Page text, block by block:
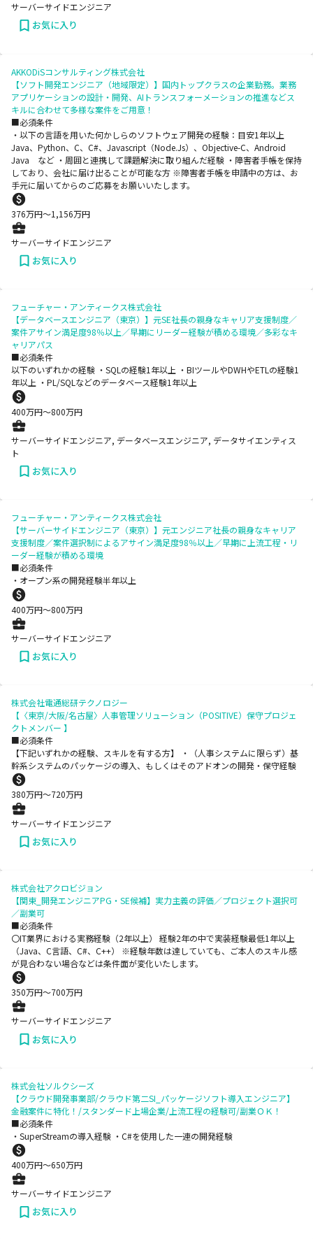
サーバーサイドエンジニア
お気に入り
AKKODiSコンサルティング株式会社
【ソフト開発エンジニア（地域限定）】国内トップクラスの企業勤務。業務
アプリケーションの設計・開発、AIトランスフォーメーションの推進などス
キルに合わせて多様な案件をご用意！
■必須条件
・以下の言語を用いた何かしらのソフトウェア開発の経験：目安1年以上
Java、Python、C、C#、Javascript（Node.Js）、Objective-C、Android
Java など ・周囲と連携して課題解決に取り組んだ経験 ・障害者手帳を保持
しており、会社に届け出ることが可能な方 ※障害者手帳を申請中の方は、お
手元に届いてからのご応募をお願いいたします。
376万円〜1,156万円
サーバーサイドエンジニア
お気に入り
フューチャー・アンティークス株式会社
【データベースエンジニア（東京）】元SE社長の親身なキャリア支援制度／
案件アサイン満足度98％以上／早期にリーダー経験が積める環境／多彩なキ
ャリアパス
■必須条件
以下のいずれかの経験 ・SQLの経験1年以上 ・BIツールやDWHやETLの経験1
年以上 ・PL/SQLなどのデータベース経験1年以上
400万円〜800万円
サーバーサイドエンジニア, データベースエンジニア, データサイエンティス
ト
お気に入り
フューチャー・アンティークス株式会社
【サーバーサイドエンジニア（東京）】元エンジニア社長の親身なキャリア
支援制度／案件選択制によるアサイン満足度98％以上／早期に上流工程・リ
ーダー経験が積める環境
■必須条件
・オープン系の開発経験半年以上
400万円〜800万円
サーバーサイドエンジニア
お気に入り
株式会社電通総研テクノロジー
【〈東京/大阪/名古屋〉人事管理ソリューション（POSITIVE）保守プロジェ
クトメンバー 】
■必須条件
【下記いずれかの経験、スキルを有する方】 ・（人事システムに限らず）基
幹系システムのパッケージの導入、もしくはそのアドオンの開発・保守経験
380万円〜720万円
サーバーサイドエンジニア
お気に入り
株式会社アクロビジョン
【関東_開発エンジニアPG・SE候補】実力主義の評価／プロジェクト選択可
／副業可
■必須条件
〇IT業界における実務経験（2年以上） 経験2年の中で実装経験最低1年以上
（Java、C言語、C#、C++） ※経験年数は達していても、ご本人のスキル感
が見合わない場合などは条件面が変化いたします。
350万円〜700万円
サーバーサイドエンジニア
お気に入り
株式会社ソルクシーズ
【クラウド開発事業部/クラウド第二SI_パッケージソフト導入エンジニア】
金融案件に特化！/スタンダード上場企業/上流工程の経験可/副業ＯＫ！
■必須条件
・SuperStreamの導入経験 ・C#を使用した一連の開発経験
400万円〜650万円
サーバーサイドエンジニア
お気に入り